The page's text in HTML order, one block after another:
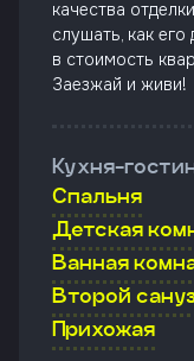
качества
слушать, как
в стоимость
Заезжай и живи!
Кухня-
Спальня
Детская
Ванная
Второй
Прихожая